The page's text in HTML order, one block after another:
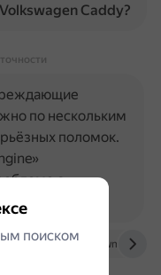
Caddy?
www.vwmanual.ru
по нескольким
поломок.
с
который…
поиском